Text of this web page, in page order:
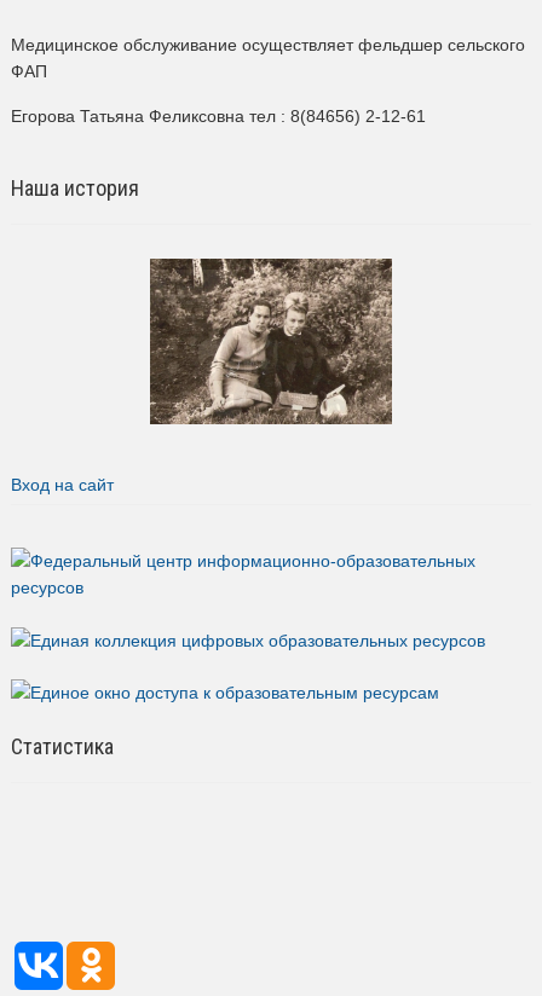
Медицинское обслуживание осуществляет фельдшер сельского
ФАП
Егорова Татьяна Феликсовна тел : 8(84656) 2-12-61
Наша история
Вход на сайт
Статистика